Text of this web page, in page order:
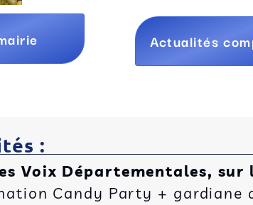
Actualités
:
Voix Départementales, sur
Candy Party + gardiane